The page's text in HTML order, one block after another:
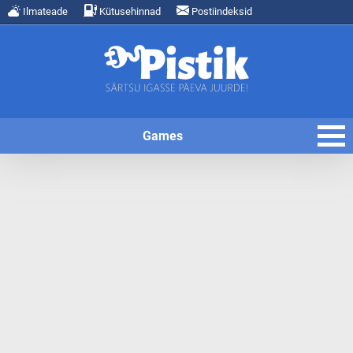
Ilmateade Kütusehinnad Postiindeksid
Games